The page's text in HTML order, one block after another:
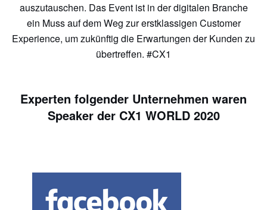
auszutauschen. Das Event ist in der digitalen Branche
ein Muss auf dem Weg zur erstklassigen Customer
Experience, um zukünftig die Erwartungen der Kunden zu
übertreffen. #CX1
Experten folgender Unternehmen waren
Speaker der CX1 WORLD 2020